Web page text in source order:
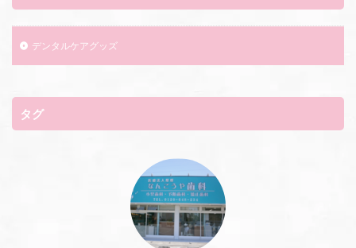
デンタルケアグッズ
タグ